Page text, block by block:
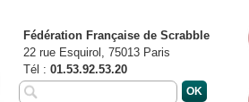
Fédération Française de Scrabble
22 rue Esquirol, 75013 Paris
Tél : 01.53.92.53.20